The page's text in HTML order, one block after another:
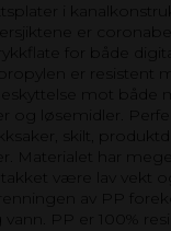
i
er
for både
er resistent
mot både
og løsemidler.
skilt,
Materialet har
takket være lav vekt
av PP
PP er 100%